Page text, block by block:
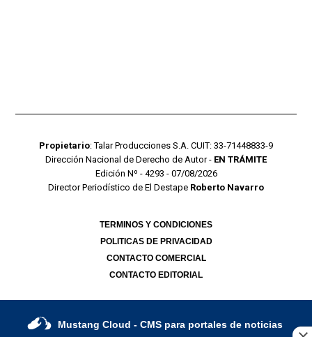
Propietario: Talar Producciones S.A. CUIT: 33-71448833-9
Dirección Nacional de Derecho de Autor - EN TRÁMITE
Edición Nº - 4293 - 07/08/2026
Director Periodístico de El Destape Roberto Navarro
TERMINOS Y CONDICIONES
POLITICAS DE PRIVACIDAD
CONTACTO COMERCIAL
CONTACTO EDITORIAL
Mustang Cloud - CMS para portales de noticias